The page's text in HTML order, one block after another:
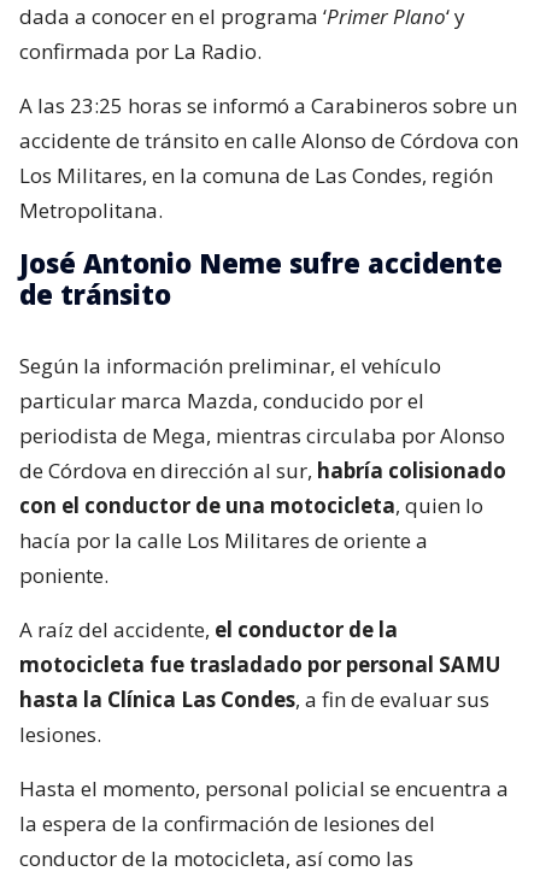
dada a conocer en el programa ‘Primer Plano‘ y
confirmada por La Radio.
A las 23:25 horas se informó a Carabineros sobre un
accidente de tránsito en calle Alonso de Córdova con
Los Militares, en la comuna de Las Condes, región
Metropolitana.
José Antonio Neme sufre accidente
de tránsito
Según la información preliminar, el vehículo
particular marca Mazda, conducido por el
periodista de Mega, mientras circulaba por Alonso
de Córdova en dirección al sur, habría colisionado
con el conductor de una motocicleta, quien lo
hacía por la calle Los Militares de oriente a
poniente.
A raíz del accidente, el conductor de la
motocicleta fue trasladado por personal SAMU
hasta la Clínica Las Condes, a fin de evaluar sus
lesiones.
Hasta el momento, personal policial se encuentra a
la espera de la confirmación de lesiones del
conductor de la motocicleta, así como las